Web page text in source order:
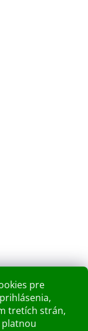
pre
tretích strán,
platnou